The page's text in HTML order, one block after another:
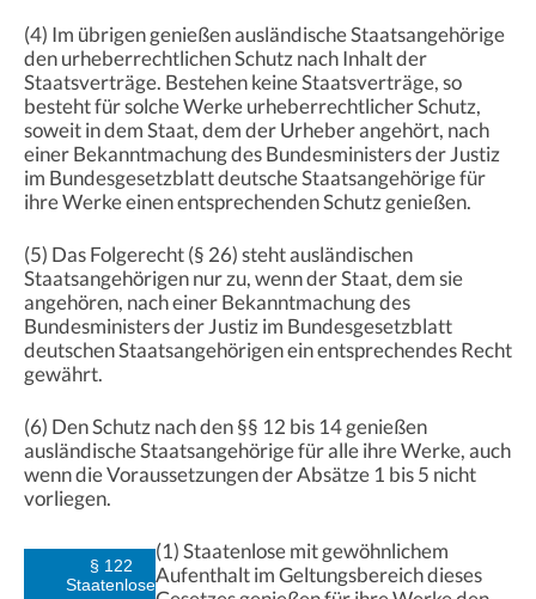
(4) Im übrigen genießen ausländische Staatsangehörige
den urheberrechtlichen Schutz nach Inhalt der
Staatsverträge. Bestehen keine Staatsverträge, so
besteht für solche Werke urheberrechtlicher Schutz,
soweit in dem Staat, dem der Urheber angehört, nach
einer Bekanntmachung des Bundesministers der Justiz
im Bundesgesetzblatt deutsche Staatsangehörige für
ihre Werke einen entsprechenden Schutz genießen.
(5) Das Folgerecht (§ 26) steht ausländischen
Staatsangehörigen nur zu, wenn der Staat, dem sie
angehören, nach einer Bekanntmachung des
Bundesministers der Justiz im Bundesgesetzblatt
deutschen Staatsangehörigen ein entsprechendes Recht
gewährt.
(6) Den Schutz nach den §§ 12 bis 14 genießen
ausländische Staatsangehörige für alle ihre Werke, auch
wenn die Voraussetzungen der Absätze 1 bis 5 nicht
vorliegen.
§ 122
Staatenlose
(1) Staatenlose mit gewöhnlichem
Aufenthalt im Geltungsbereich dieses